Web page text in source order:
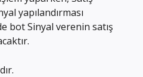
yapılandırması
bot Sinyal verenin satış